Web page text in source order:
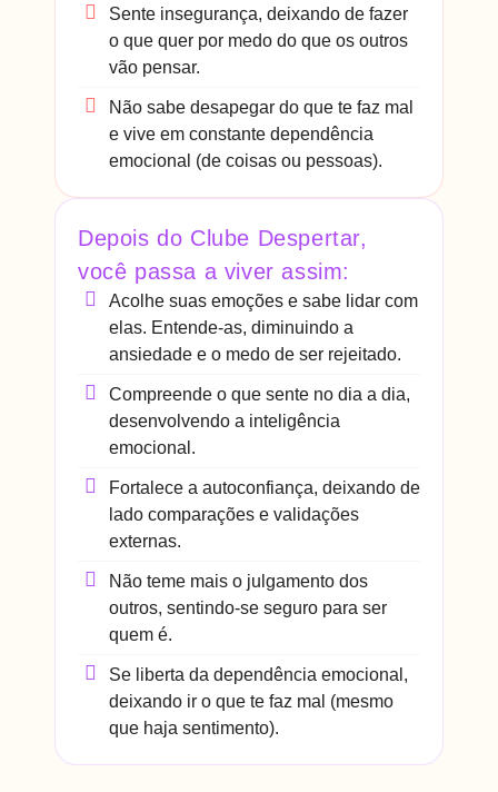
Sente insegurança, deixando de fazer
o que quer por medo do que os outros
vão pensar.
Não sabe desapegar do que te faz mal
e vive em constante dependência
emocional (de coisas ou pessoas).
Depois do Clube Despertar,
você passa a viver assim:
Acolhe suas emoções e sabe lidar com
elas. Entende-as, diminuindo a
ansiedade e o medo de ser rejeitado.
Compreende o que sente no dia a dia,
desenvolvendo a inteligência
emocional.
Fortalece a autoconfiança, deixando de
lado comparações e validações
externas.
Não teme mais o julgamento dos
outros, sentindo-se seguro para ser
quem é.
Se liberta da dependência emocional,
deixando ir o que te faz mal (mesmo
que haja sentimento).